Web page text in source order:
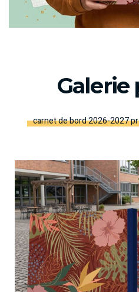
Galerie
carnet de bord 2026-2027